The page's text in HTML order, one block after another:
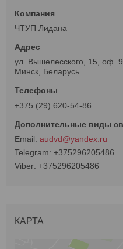
ЧТУП Лидана
ул. Вышелесского, 15, оф. 9,
Минск, Беларусь
+375 (29) 620-54-86
audvd@yandex.ru
+375296205486
+375296205486
КАРТА